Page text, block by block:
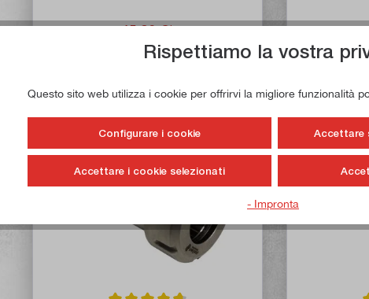
45,90 €*
54,50 €*
Rispettiamo la vostra
Questo sito web utilizza i cookie per offrirvi la migliore funzionalità
Configurare i cookie Accettare
Accettare i cookie selezionati
- Impronta